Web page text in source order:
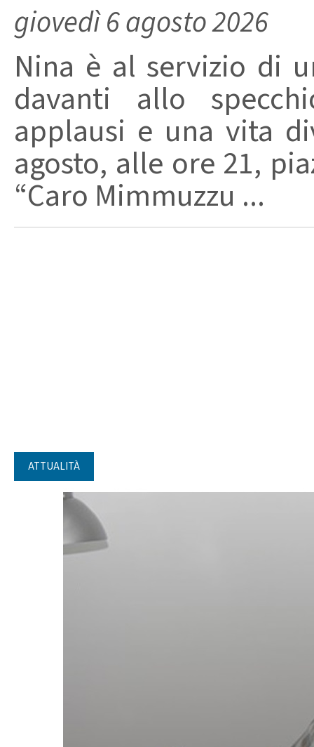
giovedì 6 agosto 2026
Nina è al servizio di
davanti allo
applausi e una vita
agosto, alle ore 21,
“Caro Mimmuzzu ...
ATTUALITÀ